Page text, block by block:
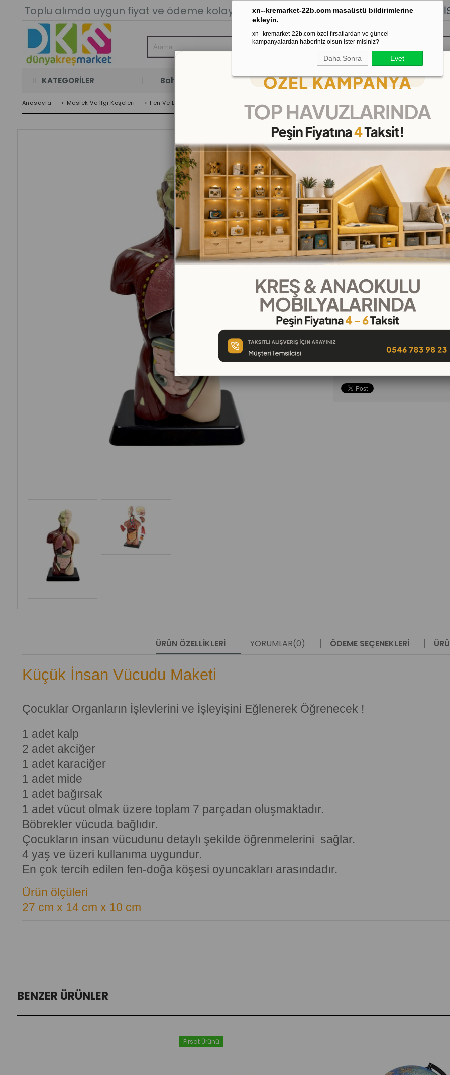
xn--kremarket-22b.com masaüstü bildirimlerine
ekleyin.
xn--kremarket-22b.com özel fırsatlardan ve güncel
kampanyalardan haberiniz olsun ister misiniz?
Daha Sonra Evet
Toplu alımda uygun fiyat ve ödeme kolaylığı. Stoktan Gönderim.% 100İADE
KATEGORİLER Bahçe Oyun Odası Kaydırak Salıncak Tahterevalli Çok
Anasayfa > Meslek Ve İlgi Köşeleri > Fen Ve Doğa Köşesi Ürünleri Küçük İnsan Vücudu Maketi 27 cm
Küçük İnsan Vücudu
(KMFD027)
₺1.800,00 (KDV
₺150,00 `den başlayan
Ekle Ekle
Yorum Yaz
ÜRÜN ÖZELLIKLERI YORUMLAR(0) ÖDEME SEÇENEKLERI
Küçük İnsan Vücudu Maketi
Çocuklar Organların İşlevlerini ve İşleyişini Eğlenerek Öğrenecek !
1 adet kalp
2 adet akciğer
1 adet karaciğer
1 adet mide
1 adet bağırsak
1 adet vücut olmak üzere toplam 7 parçadan oluşmaktadır.
Böbrekler vücuda bağlıdır.
Çocukların insan vücudunu detaylı şekilde öğrenmelerini sağlar.
4 yaş ve üzeri kullanıma uygundur.
En çok tercih edilen fen-doğa köşesi oyuncakları arasındadır.
Ürün ölçüleri
27 cm x 14 cm x 10 cm
BENZER ÜRÜNLER
Fırsat Ürünü